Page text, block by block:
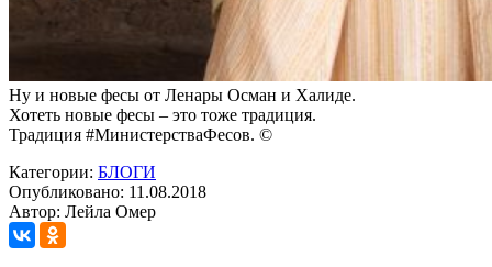
Ну и новые фесы от Ленары Осман и Халиде.
Хотеть новые фесы – это тоже традиция.
Традиция #МинистерстваФесов. ©
Категории: БЛОГИ
Опубликовано: 11.08.2018
Автор: Лейла Омер